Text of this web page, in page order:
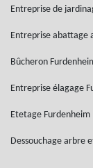
Entreprise de
Entreprise abattage
Bûcheron
Entreprise élagage
Etetage Furdenheim
Dessouchage arbre